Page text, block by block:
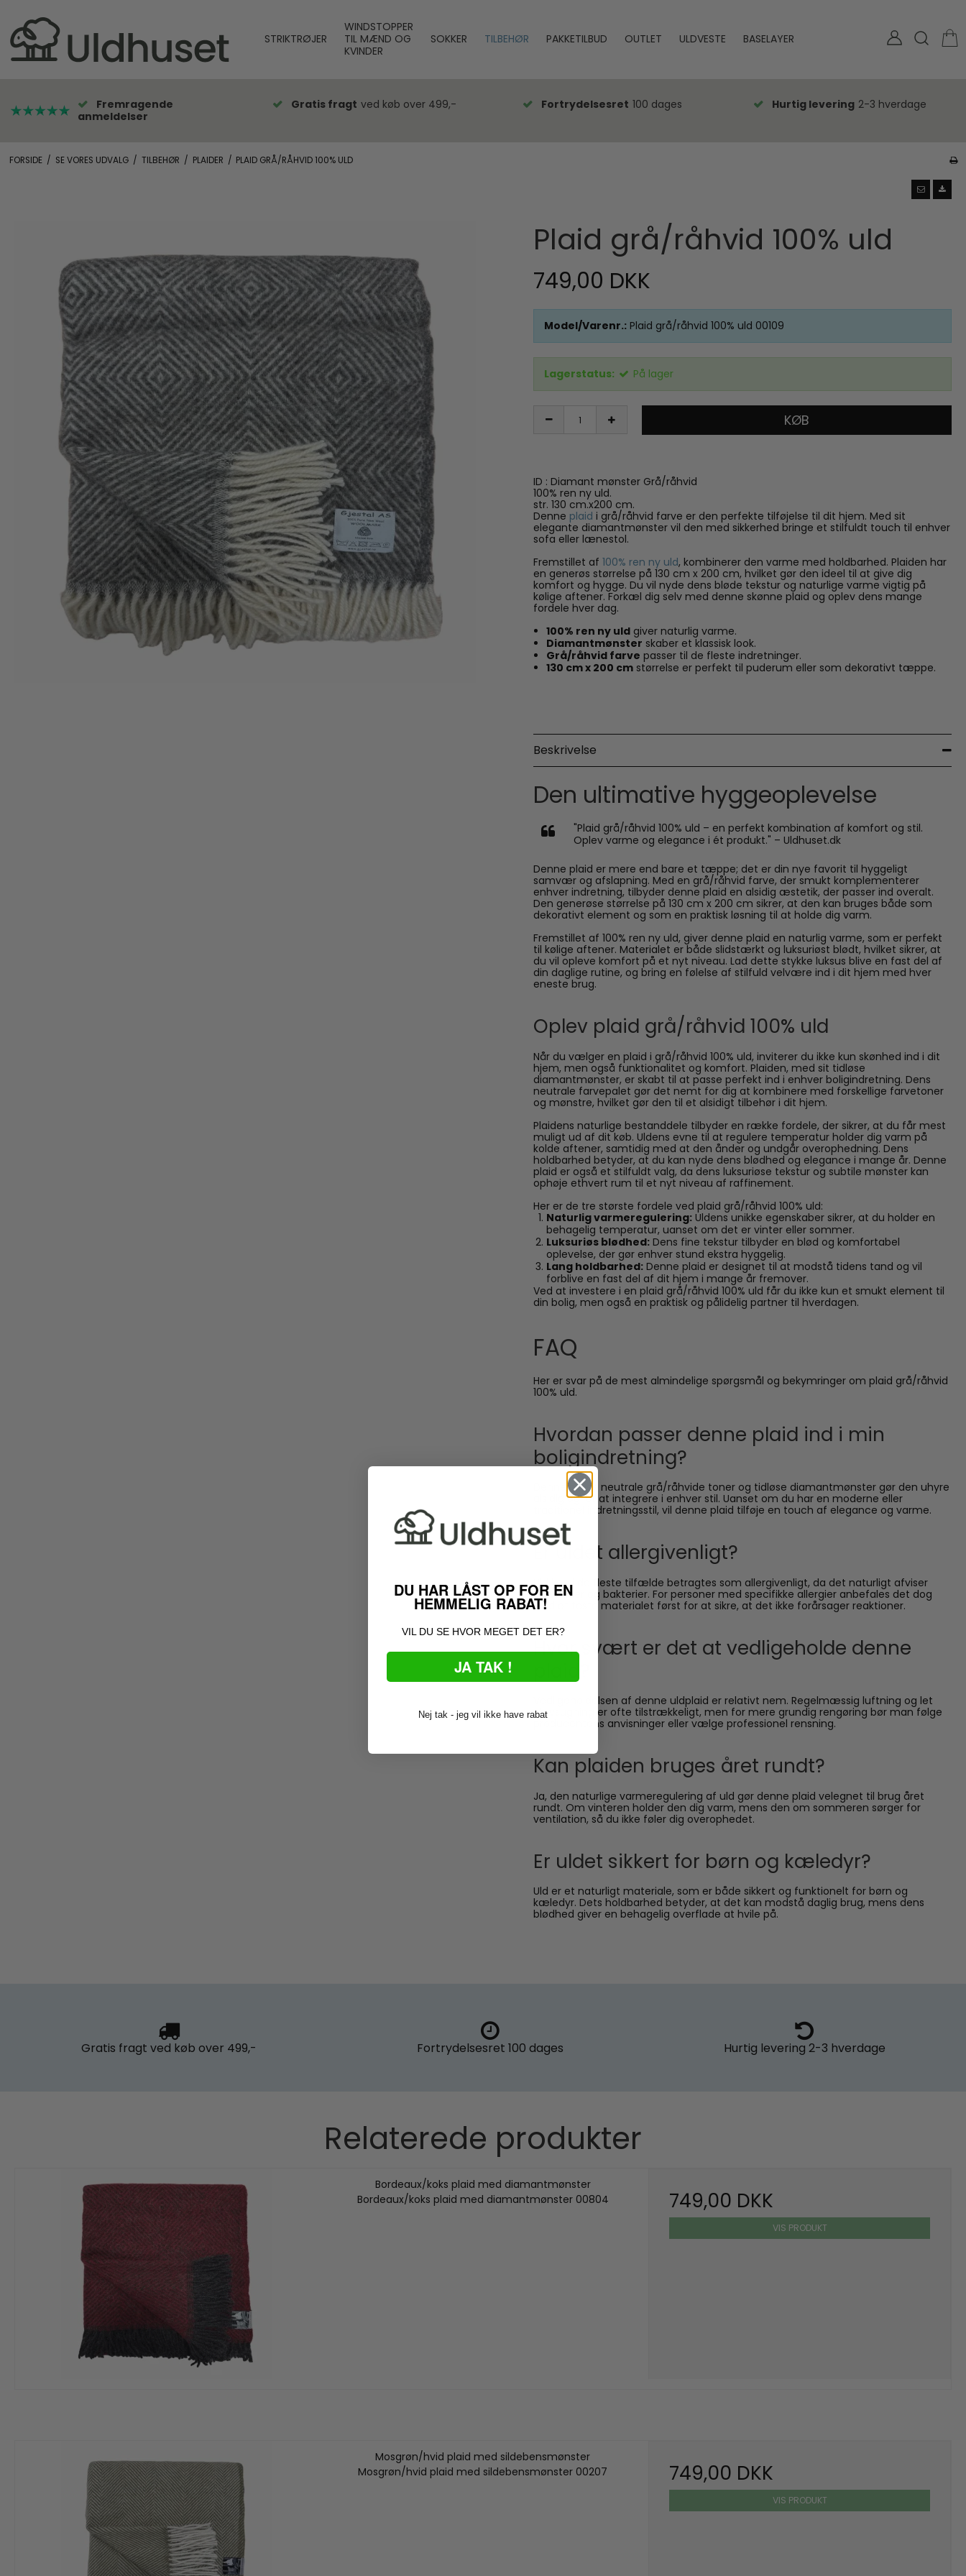
STRIKTRØJER
WINDSTOPPER
TIL MÆND OG
KVINDER
SOKKER TILBEHØR PAKKETILBUD OUTLET ULDVESTE BASELAYER
Fremragende
anmeldelser
Gratis fragt ved køb over 499,- Fortrydelsesret 100 dages Hurtig levering 2-3 hverdage
FORSIDE / SE VORES UDVALG / TILBEHØR / PLAIDER / PLAID GRÅ/RÅHVID 100% ULD
Plaid grå/råhvid 100% uld
749,00 DKK
Model/Varenr.: Plaid grå/råhvid 100% uld 00109
Lagerstatus: På lager
KØB
ID : Diamant mønster Grå/råhvid
100% ren ny uld.
str. 130 cm.x200 cm.
Denne plaid i grå/råhvid farve er den perfekte tilføjelse til dit hjem. Med sit
elegante diamantmønster vil den med sikkerhed bringe et stilfuldt touch til enhver
sofa eller lænestol.
Fremstillet af 100% ren ny uld, kombinerer den varme med holdbarhed. Plaiden har
en generøs størrelse på 130 cm x 200 cm, hvilket gør den ideel til at give dig
komfort og hygge. Du vil nyde dens bløde tekstur og naturlige varme vigtig på
kølige aftener. Forkæl dig selv med denne skønne plaid og oplev dens mange
fordele hver dag.
100% ren ny uldgiver naturlig varme.
Diamantmønster skaber et klassisk look.
Grå/råhvid farve passer til de fleste indretninger.
130 cm x 200 cmstørrelse er perfekt til puderum eller som dekorativt tæppe.
Beskrivelse
Den ultimative hyggeoplevelse
"Plaid grå/råhvid 100% uld – en perfekt kombination af komfort og stil.
Oplev varme og elegance i ét produkt." – Uldhuset.dk
Denne plaid er mere end bare et tæppe; det er din nye favorit til hyggeligt
samvær og afslapning. Med en grå/råhvid farve, der smukt komplementerer
enhver indretning, tilbyder denne plaid en alsidig æstetik, der passer ind overalt.
Den generøse størrelse på 130 cm x 200 cm sikrer, at den kan bruges både som
dekorativt element og som en praktisk løsning til at holde dig varm.
Fremstillet af 100% ren ny uld, giver denne plaid en naturlig varme, som er perfekt
til kølige aftener. Materialet er både slidstærkt og luksuriøst blødt, hvilket sikrer, at
du vil opleve komfort på et nyt niveau. Lad dette stykke luksus blive en fast del af
din daglige rutine, og bring en følelse af stilfuld velvære ind i dit hjem med hver
eneste brug.
Oplev plaid grå/råhvid 100% uld
Når du vælger en plaid i grå/råhvid 100% uld, inviterer du ikke kun skønhed ind i dit
hjem, men også funktionalitet og komfort. Plaiden, med sit tidløse
diamantmønster, er skabt til at passe perfekt ind i enhver boligindretning. Dens
neutrale farvepalet gør det nemt for dig at kombinere med forskellige farvetoner
og mønstre, hvilket gør den til et alsidigt tilbehør i dit hjem.
Plaidens naturlige bestanddele tilbyder en række fordele, der sikrer, at du får mest
muligt ud af dit køb. Uldens evne til at regulere temperatur holder dig varm på
kolde aftener, samtidig med at den ånder og undgår overophedning. Dens
holdbarhed betyder, at du kan nyde dens blødhed og elegance i mange år. Denne
plaid er også et stilfuldt valg, da dens luksuriøse tekstur og subtile mønster kan
ophøje ethvert rum til et nyt niveau af raffinement.
Her er de tre største fordele ved plaid grå/råhvid 100% uld:
Naturlig varmeregulering:Uldens unikke egenskaber sikrer, at du holder en
behagelig temperatur, uanset om det er vinter eller sommer.
Luksuriøs blødhed:Dens fine tekstur tilbyder en blød og komfortabel
oplevelse, der gør enhver stund ekstra hyggelig.
Lang holdbarhed:Denne plaid er designet til at modstå tidens tand og vil
forblive en fast del af dit hjem i mange år fremover.
Ved at investere i en plaid grå/råhvid 100% uld får du ikke kun et smukt element til
din bolig, men også en praktisk og pålidelig partner til hverdagen.
FAQ
Her er svar på de mest almindelige spørgsmål og bekymringer om plaid grå/råhvid
100% uld.
Hvordan passer denne plaid ind i min
boligindretning?
Denne plaids neutrale grå/råhvide toner og tidløse diamantmønster gør den uhyre
alsidig og let at integrere i enhver stil. Uanset om du har en moderne eller
traditionel indretningsstil, vil denne plaid tilføje en touch af elegance og varme.
Er uldet allergivenligt?
Uld kan i de fleste tilfælde betragtes som allergivenligt, da det naturligt afviser
støvmider og bakterier. For personer med specifikke allergier anbefales det dog
altid at teste materialet først for at sikre, at det ikke forårsager reaktioner.
Hvor svært er det at vedligeholde denne
Vedligeholdelsen af denne uldplaid er relativt nem. Regelmæssig luftning og let
støvsugning er ofte tilstrækkeligt, men for mere grundig rengøring bør man følge
producentens anvisninger eller vælge professionel rensning.
Kan plaiden bruges året rundt?
Ja, den naturlige varmeregulering af uld gør denne plaid velegnet til brug året
rundt. Om vinteren holder den dig varm, mens den om sommeren sørger for
ventilation, så du ikke føler dig overophedet.
Er uldet sikkert for børn og kæledyr?
Uld er et naturligt materiale, som er både sikkert og funktionelt for børn og
kæledyr. Dets holdbarhed betyder, at det kan modstå daglig brug, mens dens
blødhed giver en behagelig overflade at hvile på.
Gratis fragt ved køb over 499,- Fortrydelsesret 100 dages Hurtig levering 2-3 hverdage
Relaterede produkter
Bordeaux/koks plaid med diamantmønster
Bordeaux/koks plaid med diamantmønster 00804
749,00 DKK
VIS PRODUKT
Mosgrøn/hvid plaid med sildebensmønster
Mosgrøn/hvid plaid med sildebensmønster 00207
749,00 DKK
VIS PRODUKT
DU HAR LÅST OP FOR EN
HEMMELIG RABAT!
VIL DU SE HVOR MEGET DET ER?
JA TAK !
Nej tak - jeg vil ikke have rabat